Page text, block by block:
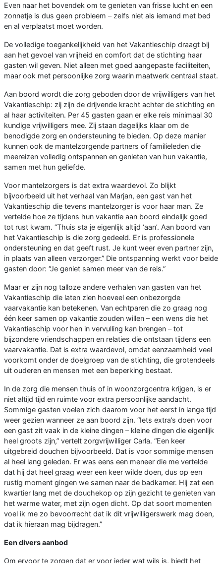
Even naar het bovendek om te genieten van frisse lucht en een
zonnetje is dus geen probleem – zelfs niet als iemand met bed
en al verplaatst moet worden.
De volledige toegankelijkheid van het Vakantieschip draagt bij
aan het gevoel van vrijheid en comfort dat de stichting haar
gasten wil geven. Niet alleen met goed aangepaste faciliteiten,
maar ook met persoonlijke zorg waarin maatwerk centraal staat.
Aan boord wordt die zorg geboden door de vrijwilligers van het
Vakantieschip: zij zijn de drijvende kracht achter de stichting en
al haar activiteiten. Per 45 gasten gaan er elke reis minimaal 30
kundige vrijwilligers mee. Zij staan dagelijks klaar om de
benodigde zorg en ondersteuning te bieden. Op deze manier
kunnen ook de mantelzorgende partners of familieleden die
meereizen volledig ontspannen en genieten van hun vakantie,
samen met hun geliefde.
Voor mantelzorgers is dat extra waardevol. Zo blijkt
bijvoorbeeld uit het verhaal van Marjan, een gast van het
Vakantieschip die tevens mantelzorger is voor haar man. Ze
vertelde hoe ze tijdens hun vakantie aan boord eindelijk goed
tot rust kwam. “Thuis sta je eigenlijk altijd ‘aan’. Aan boord van
het Vakantieschip is die zorg gedeeld. Er is professionele
ondersteuning en dat geeft rust. Je kunt weer even partner zijn,
in plaats van alleen verzorger.” Die ontspanning werkt voor beide
gasten door: “Je geniet samen meer van de reis.”
Maar er zijn nog talloze andere verhalen van gasten van het
Vakantieschip die laten zien hoeveel een onbezorgde
vaarvakantie kan betekenen. Van echtparen die zo graag nog
één keer samen op vakantie zouden willen – een wens die het
Vakantieschip voor hen in vervulling kan brengen – tot
bijzondere vriendschappen en relaties die ontstaan tijdens een
vaarvakantie. Dat is extra waardevol, omdat eenzaamheid veel
voorkomt onder de doelgroep van de stichting, die grotendeels
uit ouderen en mensen met een beperking bestaat.
In de zorg die mensen thuis of in woonzorgcentra krijgen, is er
niet altijd tijd en ruimte voor extra persoonlijke aandacht.
Sommige gasten voelen zich daarom voor het eerst in lange tijd
weer gezien wanneer ze aan boord zijn. “Iets extra’s doen voor
een gast zit vaak in de kleine dingen – kleine dingen die eigenlijk
heel groots zijn,” vertelt zorgvrijwilliger Carla. “Een keer
uitgebreid douchen bijvoorbeeld. Dat is voor sommige mensen
al heel lang geleden. Er was eens een meneer die me vertelde
dat hij dat heel graag weer een keer wilde doen, dus op een
rustig moment gingen we samen naar de badkamer. Hij zat een
kwartier lang met de douchekop op zijn gezicht te genieten van
het warme water, met zijn ogen dicht. Op dat soort momenten
voel ik me zo bevoorrecht dat ik dit vrijwilligerswerk mag doen,
dat ik hieraan mag bijdragen.”
Een divers aanbod
Om ervoor te zorgen dat er voor ieder wat wils is, biedt het